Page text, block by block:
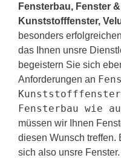
Fensterbau, Fenster
Kunststofffenster,
besonders
das Ihnen unsre
begeistern Sie sich
Anforderungen an
Fensterbau wie
müssen wir Ihnen
diesen Wunsch treffen.
sich also unsre